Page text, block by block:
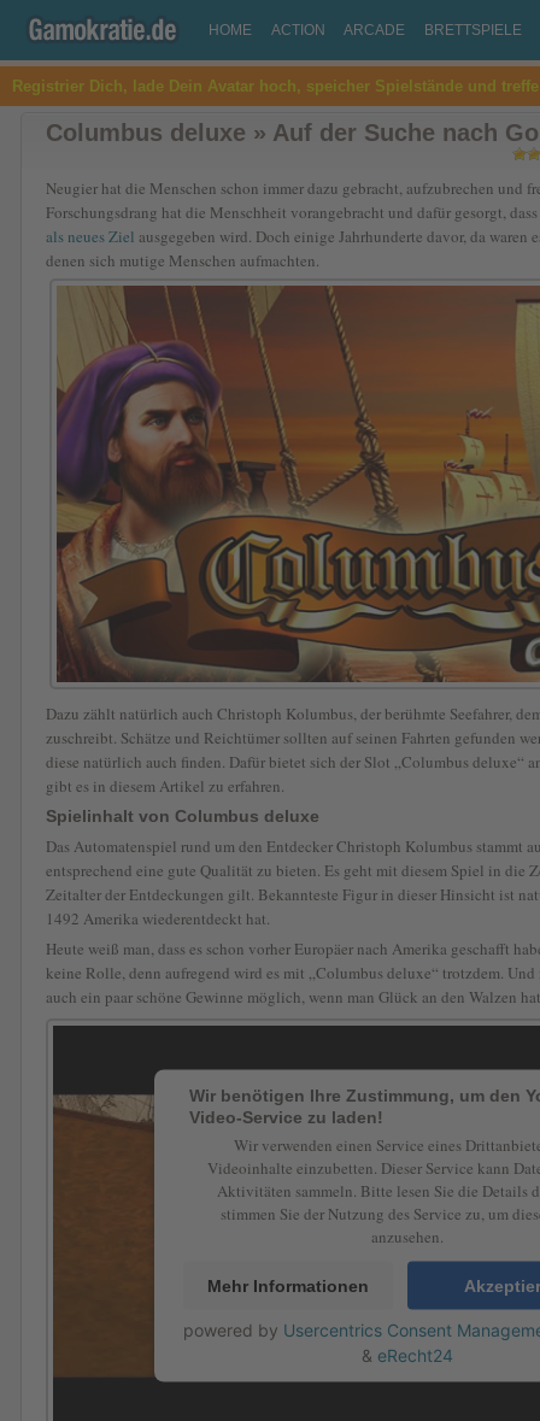
HOME ACTION ARCADE BRETTSPIELE
Registrier Dich, lade Dein Avatar hoch, speicher Spielstände und
Columbus deluxe » Auf der Suche nach
Neugier hat die Menschen schon immer dazu gebracht, aufzubrechen und
Forschungsdrang hat die Menschheit vorangebracht und dafür gesorgt,
als neues Ziel ausgegeben wird. Doch einige Jahrhunderte davor, da waren
denen sich mutige Menschen aufmachten.
Dazu zählt natürlich auch Christoph Kolumbus, der berühmte Seefahrer,
zuschreibt. Schätze und Reichtümer sollten auf seinen Fahrten gefunden
diese natürlich auch finden. Dafür bietet sich der Slot „Columbus deluxe“
gibt es in diesem Artikel zu erfahren.
Spielinhalt von Columbus deluxe
Das Automatenspiel rund um den Entdecker Christoph Kolumbus stammt
entsprechend eine gute Qualität zu bieten. Es geht mit diesem Spiel in die
Zeitalter der Entdeckungen gilt. Bekannteste Figur in dieser Hinsicht ist
1492 Amerika wiederentdeckt hat.
Heute weiß man, dass es schon vorher Europäer nach Amerika geschafft
keine Rolle, denn aufregend wird es mit „Columbus deluxe“ trotzdem.
auch ein paar schöne Gewinne möglich, wenn man Glück an den Walzen
Wir benötigen Ihre Zustimmung, um den
Video-Service zu laden!
Wir verwenden einen Service eines
Videoinhalte einzubetten. Dieser Service kann
Aktivitäten sammeln. Bitte lesen Sie die Details
stimmen Sie der Nutzung des Service zu, um
anzusehen.
Mehr Informationen
powered by Usercentrics Consent
& eRecht24